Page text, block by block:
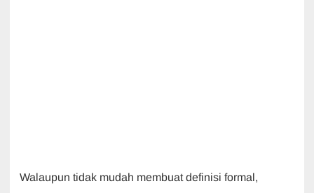
Walaupun tidak mudah membuat definisi formal,